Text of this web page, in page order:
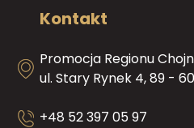
Kontakt
Promocja Regionu
ul. Stary Rynek 4, 89 -
+48 52 397 05 97